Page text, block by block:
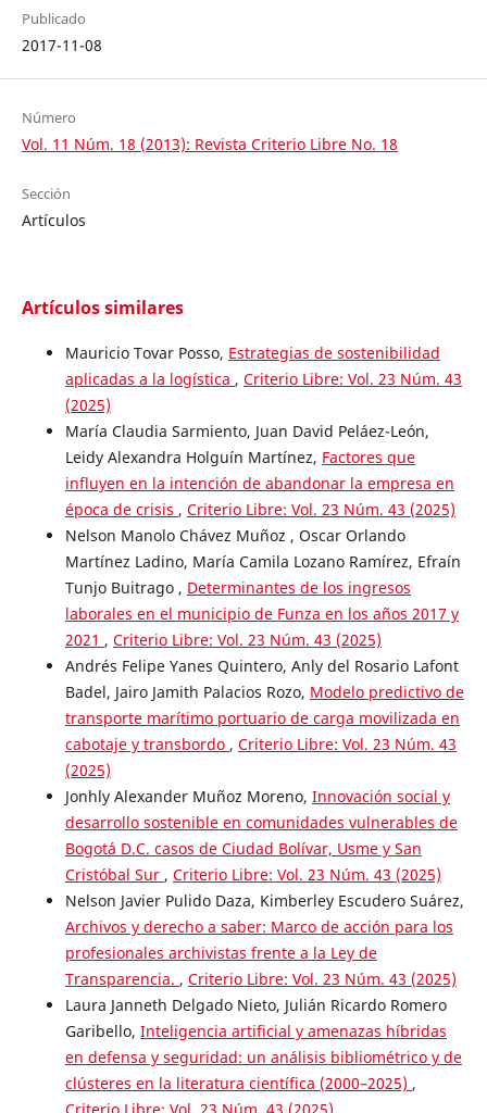
Publicado
2017-11-08
Número
Vol. 11 Núm. 18 (2013): Revista Criterio Libre No. 18
Sección
Artículos
Artículos similares
Mauricio Tovar Posso, Estrategias de sostenibilidad
aplicadas a la logística , Criterio Libre: Vol. 23 Núm. 43
(2025)
María Claudia Sarmiento, Juan David Peláez-León,
Leidy Alexandra Holguín Martínez, Factores que
influyen en la intención de abandonar la empresa en
época de crisis , Criterio Libre: Vol. 23 Núm. 43 (2025)
Nelson Manolo Chávez Muñoz , Oscar Orlando
Martínez Ladino, María Camila Lozano Ramírez, Efraín
Tunjo Buitrago , Determinantes de los ingresos
laborales en el municipio de Funza en los años 2017 y
2021 , Criterio Libre: Vol. 23 Núm. 43 (2025)
Andrés Felipe Yanes Quintero, Anly del Rosario Lafont
Badel, Jairo Jamith Palacios Rozo, Modelo predictivo de
transporte marítimo portuario de carga movilizada en
cabotaje y transbordo , Criterio Libre: Vol. 23 Núm. 43
(2025)
Jonhly Alexander Muñoz Moreno, Innovación social y
desarrollo sostenible en comunidades vulnerables de
Bogotá D.C. casos de Ciudad Bolívar, Usme y San
Cristóbal Sur , Criterio Libre: Vol. 23 Núm. 43 (2025)
Nelson Javier Pulido Daza, Kimberley Escudero Suárez,
Archivos y derecho a saber: Marco de acción para los
profesionales archivistas frente a la Ley de
Transparencia. , Criterio Libre: Vol. 23 Núm. 43 (2025)
Laura Janneth Delgado Nieto, Julián Ricardo Romero
Garibello, Inteligencia artificial y amenazas híbridas
en defensa y seguridad: un análisis bibliométrico y de
clústeres en la literatura científica (2000–2025) ,